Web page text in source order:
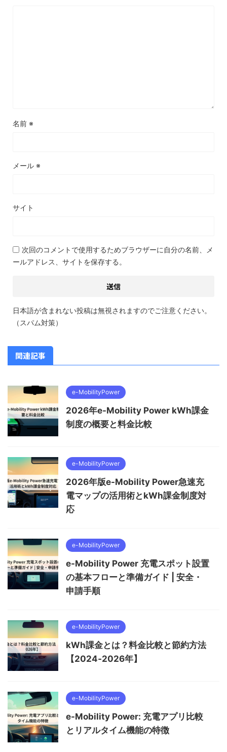
名前 ※
メール ※
サイト
次回のコメントで使用するためブラウザーに自分の名前、メ
ールアドレス、サイトを保存する。
日本語が含まれない投稿は無視されますのでご注意ください。
（スパム対策）
関連記事
e-MobilityPower
2026年e-Mobility Power kWh課金
制度の概要と料金比較
e-MobilityPower
2026年版e-Mobility Power急速充
電マップの活用術とkWh課金制度対
応
e-MobilityPower
e-Mobility Power 充電スポット設置
の基本フローと準備ガイド | 安全・
申請手順
e-MobilityPower
kWh課金とは？料金比較と節約方法
【2024‑2026年】
e-MobilityPower
e-Mobility Power: 充電アプリ比較
とリアルタイム機能の特徴